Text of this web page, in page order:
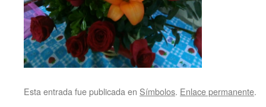
Esta entrada fue publicada en Símbolos. Enlace permanente.